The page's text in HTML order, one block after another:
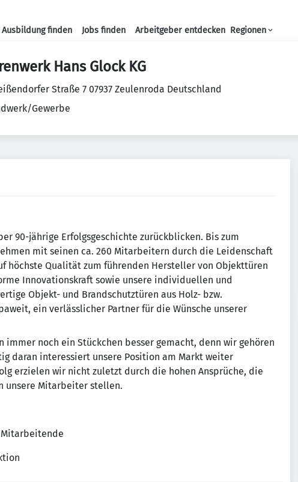
Haupt-Navigation
Ausbildung finden Jobs finden Arbeitgeber entdecken Regionen
Hans Glock KG
Straße 7 07937 Zeulenroda Deutschland
Gewerbe
90-jährige Erfolgsgeschichte zurückblicken. Bis zum
mit seinen ca. 260 Mitarbeitern durch die Leidenschaft
höchste Qualität zum führenden Hersteller von Objekttüren
Innovationskraft sowie unsere individuellen und
Objekt- und Brandschutztüren aus Holz- bzw.
ein verlässlicher Partner für die Wünsche unserer
immer noch ein Stückchen besser gemacht, denn wir gehören
daran interessiert unsere Position am Markt weiter
erzielen wir nicht zuletzt durch die hohen Ansprüche, die
unsere Mitarbeiter stellen.
Mitarbeitende